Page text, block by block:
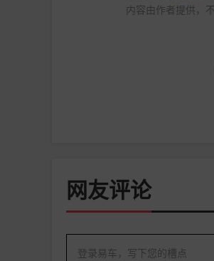
内容由作者提供，
网友评论
登录易车，写下您的槽点